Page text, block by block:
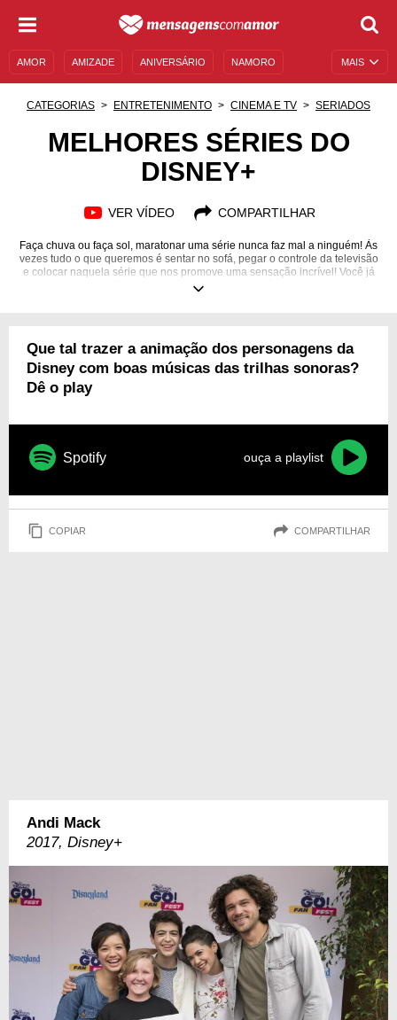
MAIS
AMOR AMIZADE ANIVERSÁRIO NAMORO
DESCULPAS
MENSAGENS DE ANIVERSÁRIO
CATEGORIAS ENTRETENIMENTO CINEMA E TV SERIADOS
MELHORES SÉRIES DO
DISNEY+
VER VÍDEO COMPARTILHAR
Faça chuva ou faça sol, maratonar uma série nunca faz mal a ninguém! Às
vezes tudo o que queremos é sentar no sofá, pegar o controle da televisão
e colocar naquela série que nos promove uma sensação incrível! Você já
teve essa sensação? Mas em meio às tantas opções de streaming da
algumas dicas? Conheça agora as 10 melhores séries disponíveis no
Disney+!
Que tal trazer a animação dos personagens da
Disney com boas músicas das trilhas sonoras?
Dê o play
Spotify ouça a playlist
COPIAR COMPARTILHAR
Andi Mack
2017, Disney+